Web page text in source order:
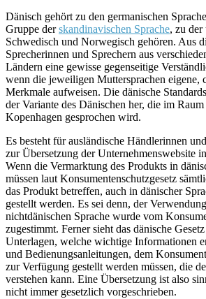
Dänisch gehört zu den germanischen
Gruppe derskandinavischen Sprache, zu der
Schwedisch und Norwegisch gehören. Aus
Sprecherinnen und Sprechern aus
Ländern eine gewisse gegenseitige
wenn die jeweiligen Muttersprachen eigene,
Merkmale aufweisen. Die dänische
der Variante des Dänischen her, die im
Kopenhagen gesprochen wird.
Es besteht für ausländische Händlerinnen
zur Übersetzung der Unternehmenswebsite
Wenn die Vermarktung des Produkts in
müssen laut Konsumentenschutzgesetz
das Produkt betreffen, auch in dänischer
gestellt werden. Es sei denn, der
nichtdänischen Sprache wurde vom
zugestimmt. Ferner sieht das dänische
Unterlagen, welche wichtige Informationen
und Bedienungsanleitungen, dem
zur Verfügung gestellt werden müssen, die
verstehen kann. Eine Übersetzung ist also
nicht immer gesetzlich vorgeschrieben.